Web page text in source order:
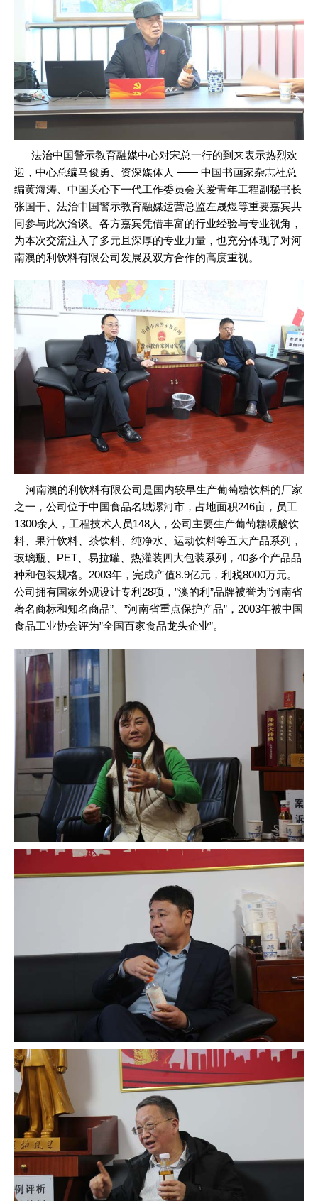
法治中国警示教育融媒中心对宋总一行的到来表示热烈欢
迎，中心总编马俊勇、资深媒体人 —— 中国书画家杂志社总
编黄海涛、中国关心下一代工作委员会关爱青年工程副秘书长
张国干、法治中国警示教育融媒运营总监左晟煜等重要嘉宾共
同参与此次洽谈。各方嘉宾凭借丰富的行业经验与专业视角，
为本次交流注入了多元且深厚的专业力量，也充分体现了对河
南澳的利饮料有限公司发展及双方合作的高度重视。
河南澳的利饮料有限公司是国内较早生产葡萄糖饮料的厂家
之一，公司位于中国食品名城漯河市，占地面积246亩，员工
1300余人，工程技术人员148人，公司主要生产葡萄糖碳酸饮
料、果汁饮料、茶饮料、纯净水、运动饮料等五大产品系列，
玻璃瓶、PET、易拉罐、热灌装四大包装系列，40多个产品品
种和包装规格。2003年，完成产值8.9亿元，利税8000万元。
公司拥有国家外观设计专利28项，”澳的利”品牌被誉为”河南省
著名商标和知名商品”、”河南省重点保护产品”，2003年被中国
食品工业协会评为”全国百家食品龙头企业”。